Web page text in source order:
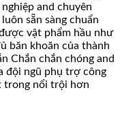
and chuyên
sẵn sàng chuẩn
vật phẩm hầu như
băn khoăn của thành
Chắn chắn chóng and
đội ngũ phụ trợ công
trong nổi trội hơn